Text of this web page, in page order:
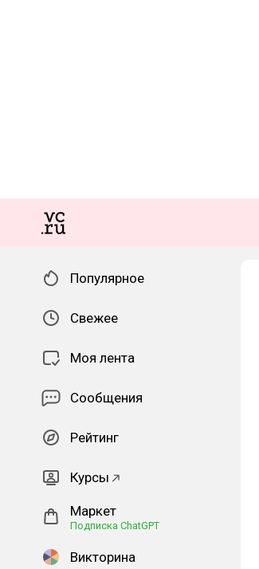
Популярное
Свежее
Моя лента
Сообщения
Рейтинг
Курсы
Маркет
Подписка ChatGPT
Викторина